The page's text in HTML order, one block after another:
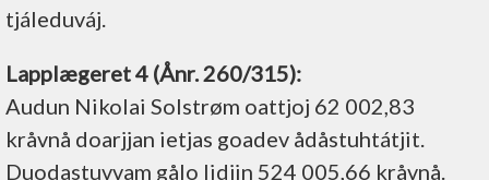
tjáleduváj.
Lapplægeret 4 (Ånr. 260/315):
Audun Nikolai Solstrøm oattjoj 62 002,83
kråvnå doarjjan ietjas goadev ådåstuhtátjit.
Duodastuvvam gålo lidjin 524 005,66 kråvnå.